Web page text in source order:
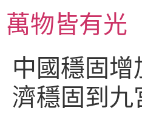
主萬物皆有光
中國穩固
濟穩固到九